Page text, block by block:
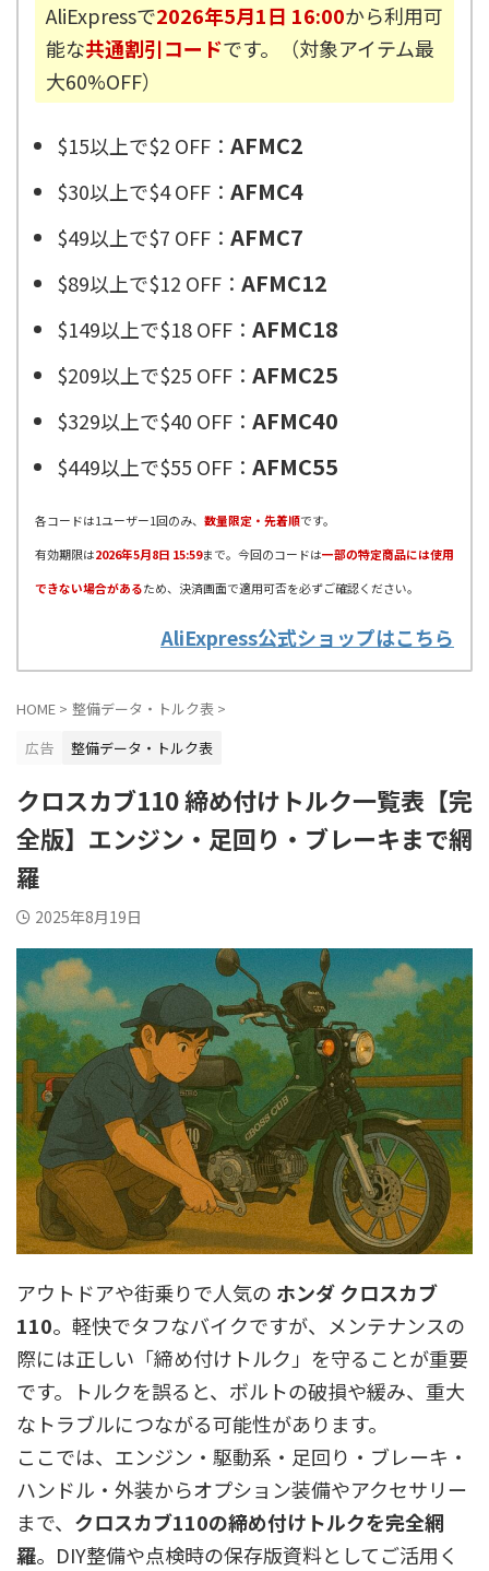
AliExpressで2026年5月1日 16:00から利用可
能な共通割引コードです。（対象アイテム最
大60%OFF）
$15以上で$2 OFF： AFMC2
$30以上で$4 OFF： AFMC4
$49以上で$7 OFF： AFMC7
$89以上で$12 OFF： AFMC12
$149以上で$18 OFF： AFMC18
$209以上で$25 OFF： AFMC25
$329以上で$40 OFF： AFMC40
$449以上で$55 OFF： AFMC55
各コードは1ユーザー1回のみ、 数量限定・先着順です。
有効期限は2026年5月8日 15:59まで。今回のコードは一部の特定商品には使用
できない場合があるため、決済画面で適用可否を必ずご確認ください。
AliExpress公式ショップはこちら
HOME > 整備データ・トルク表 >
広告
整備データ・トルク表
クロスカブ110 締め付けトルク一覧表【完
全版】エンジン・足回り・ブレーキまで網
羅
2025年8月19日
アウトドアや街乗りで人気の ホンダ クロスカブ
110。軽快でタフなバイクですが、メンテナンスの
際には正しい「締め付けトルク」を守ることが重要
です。トルクを誤ると、ボルトの破損や緩み、重大
なトラブルにつながる可能性があります。
ここでは、エンジン・駆動系・足回り・ブレーキ・
ハンドル・外装からオプション装備やアクセサリー
まで、 クロスカブ110の締め付けトルクを完全網
羅。DIY整備や点検時の保存版資料としてご活用く